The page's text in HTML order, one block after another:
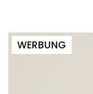
WERBUNG